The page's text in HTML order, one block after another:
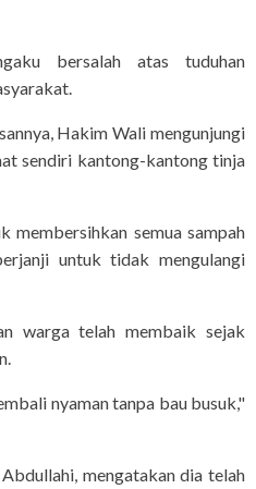
bersalah atas tuduhan
Hakim Wali mengunjungi
sendiri kantong-kantong tinja
membersihkan semua sampah
untuk tidak mengulangi
warga telah membaik sejak
nyaman tanpa bau busuk,"
mengatakan dia telah